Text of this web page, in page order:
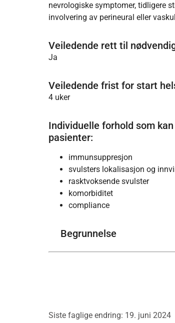
nevrologiske symptomer, tidligere
involvering av perineural eller
Veiledende rett til
Ja
Veiledende frist for start
4 uker
Individuelle forhold som
pasienter:
immunsuppresjon
svulsters lokalisasjon og
rasktvoksende svulster
komorbiditet
compliance
Begrunnelse
Siste faglige endring: 19. juni 2024